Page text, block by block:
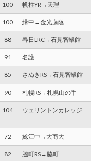
100 帆柱YR→天理
100 緑中→金光藤蔭
88 春日LRC→石見智翠館
91 名護
85 さぬきRS→石見智翠館
90 札幌RS→札幌山の手
104 ウェリントンカレッジ
72 鯰江中→大商大
82 脇町RS→脇町